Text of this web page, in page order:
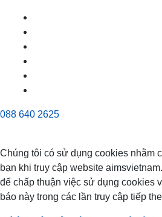
088 640 2625
Chúng tôi có sử dụng cookies nhằm
bạn khi truy cập website
để chấp thuận việc sử dụng cookies
báo này trong các lần truy cập tiếp